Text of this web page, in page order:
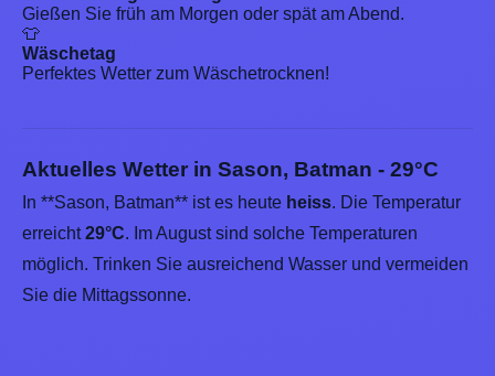
Gießen Sie früh am Morgen oder spät am Abend.
👕
Wäschetag
Perfektes Wetter zum Wäschetrocknen!
Aktuelles Wetter in Sason, Batman - 29°C
In **Sason, Batman** ist es heute heiss. Die Temperatur
erreicht29°C. Im August sind solche Temperaturen
möglich. Trinken Sie ausreichend Wasser und vermeiden
Sie die Mittagssonne.